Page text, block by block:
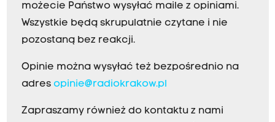
możecie Państwo wysyłać maile z opiniami.
Wszystkie będą skrupulatnie czytane i nie
pozostaną bez reakcji.
Opinie można wysyłać też bezpośrednio na
adres opinie@radiokrakow.pl
Zapraszamy również do kontaktu z nami